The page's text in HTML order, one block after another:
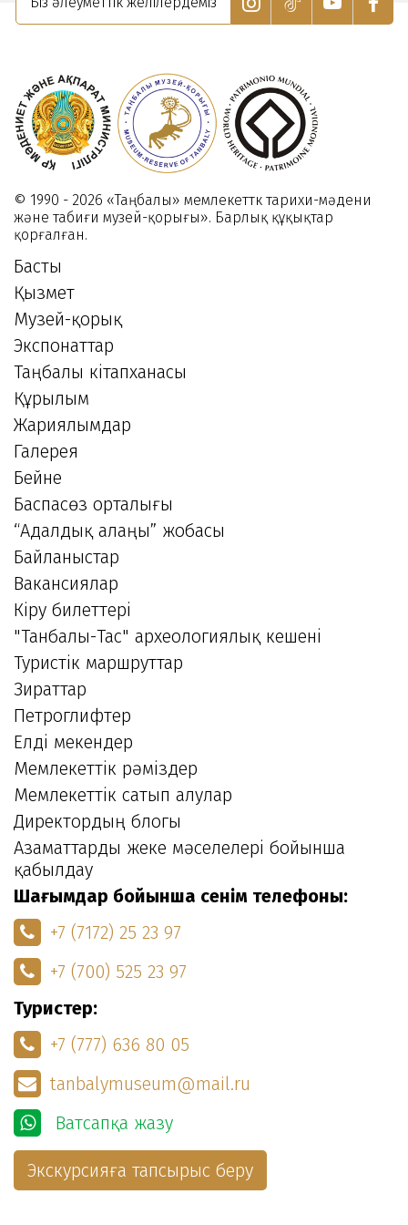
наследия
заповедника
«Таңбалы».
14
Ноября
2023
© 1990 - 2026 «Таңбалы» мемлекеттк тарихи-мәдени
және табиғи музей-қорығы». Барлық құқықтар
қорғалған.
Басты
Қызмет
Музей-қорық
Экспонаттар
Таңбалы кітапханасы
Құрылым
Жариялымдар
Галерея
Бейне
Баспасөз орталығы
“Адалдық алаңы” жобасы
Байланыстар
Вакансиялар
Кіру билеттері
"Танбалы-Тас" археологиялық кешені
Туристік маршруттар
Зираттар
Петроглифтер
Елді мекендер
Мемлекеттік рәміздер
Мемлекеттік сатып алулар
Директордың блогы
Азаматтарды жеке мәселелері бойынша
қабылдау
Шағымдар бойынша сенім телефоны:
+7 (7172) 25 23 97
+7 (700) 525 23 97
Туристер:
+7 (777) 636 80 05
tanbalymuseum@mail.ru
Ватсапқа жазу
Экскурсияға тапсырыс беру